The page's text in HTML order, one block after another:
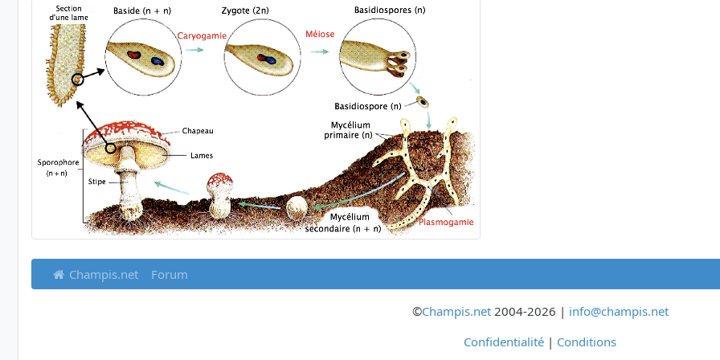
Champis.net Forum
©Champis.net2004-2026 | info@champis.net
Confidentialité | Conditions